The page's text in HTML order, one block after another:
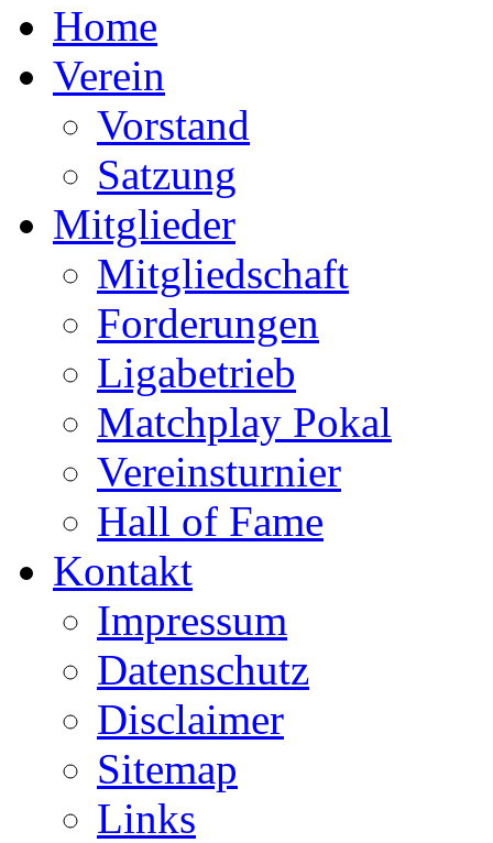
Home
Verein
Vorstand
Satzung
Mitglieder
Mitgliedschaft
Forderungen
Ligabetrieb
Matchplay Pokal
Vereinsturnier
Hall of Fame
Kontakt
Impressum
Datenschutz
Disclaimer
Sitemap
Links